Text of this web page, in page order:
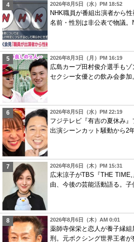
2026年8月5日（水）PM 18:52
NHK職員が番組出演者から
名前・性別は非公表で物議
2026年8月3日（月）PM 16:19
広島カープ田村俊介選手もゾ
セクシー女優との飲み会参
2026年8月5日（水）PM 22:19
フジテレビ『有吉の夏休み
出演シーンカット騒動から2
2026年8月6日（木）PM 15:31
広末涼子がTBS『THE
由、今後の芸能活動語る。
2026年8月6日（木）AM 0:01
薬師寺保栄と恋人が養子縁
刑。元ボクシング世界王者